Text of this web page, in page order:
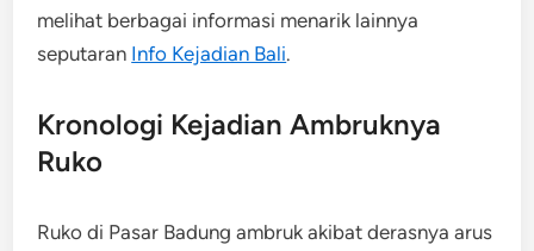
melihat berbagai informasi menarik lainnya
seputaran Info Kejadian Bali.
Kronologi Kejadian Ambruknya
Ruko
Ruko di Pasar Badung ambruk akibat derasnya arus